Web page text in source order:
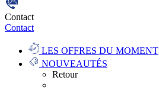
Contact
Contact
LES OFFRES DU MOMENT
NOUVEAUTÉS
Retour